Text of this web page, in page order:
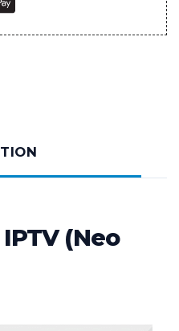
IPTV (Neo